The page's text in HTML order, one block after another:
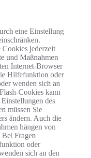
eine Einstellung
Cookies jederzeit
und Maßnahmen
Internet-Browser
Hilfefunktion oder
wenden sich an
Cookies kann
des
müssen Sie
ändern. Auch die
hängen von
Fragen
oder
sich an den